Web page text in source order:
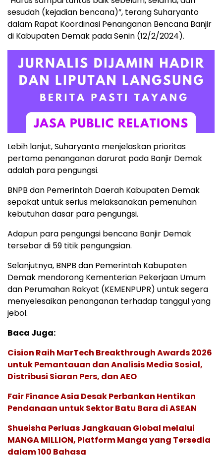
sesudah (kejadian bencana)”, terang Suharyanto
dalam Rapat Koordinasi Penanganan Bencana Banjir
di Kabupaten Demak pada Senin (12/2/2024).
Lebih lanjut, Suharyanto menjelaskan prioritas
pertama penanganan darurat pada Banjir Demak
adalah para pengungsi.
BNPB dan Pemerintah Daerah Kabupaten Demak
sepakat untuk serius melaksanakan pemenuhan
kebutuhan dasar para pengungsi.
Adapun para pengungsi bencana Banjir Demak
tersebar di 59 titik pengungsian.
Selanjutnya, BNPB dan Pemerintah Kabupaten
Demak mendorong Kementerian Pekerjaan Umum
dan Perumahan Rakyat (KEMENPUPR) untuk segera
menyelesaikan penanganan terhadap tanggul yang
jebol.
Baca Juga:
Cision Raih MarTech Breakthrough Awards 2026
untuk Pemantauan dan Analisis Media Sosial,
Distribusi Siaran Pers, dan AEO
Fair Finance Asia Desak Perbankan Hentikan
Pendanaan untuk Sektor Batu Bara di ASEAN
Shueisha Perluas Jangkauan Global melalui
MANGA MILLION, Platform Manga yang Tersedia
dalam 100 Bahasa